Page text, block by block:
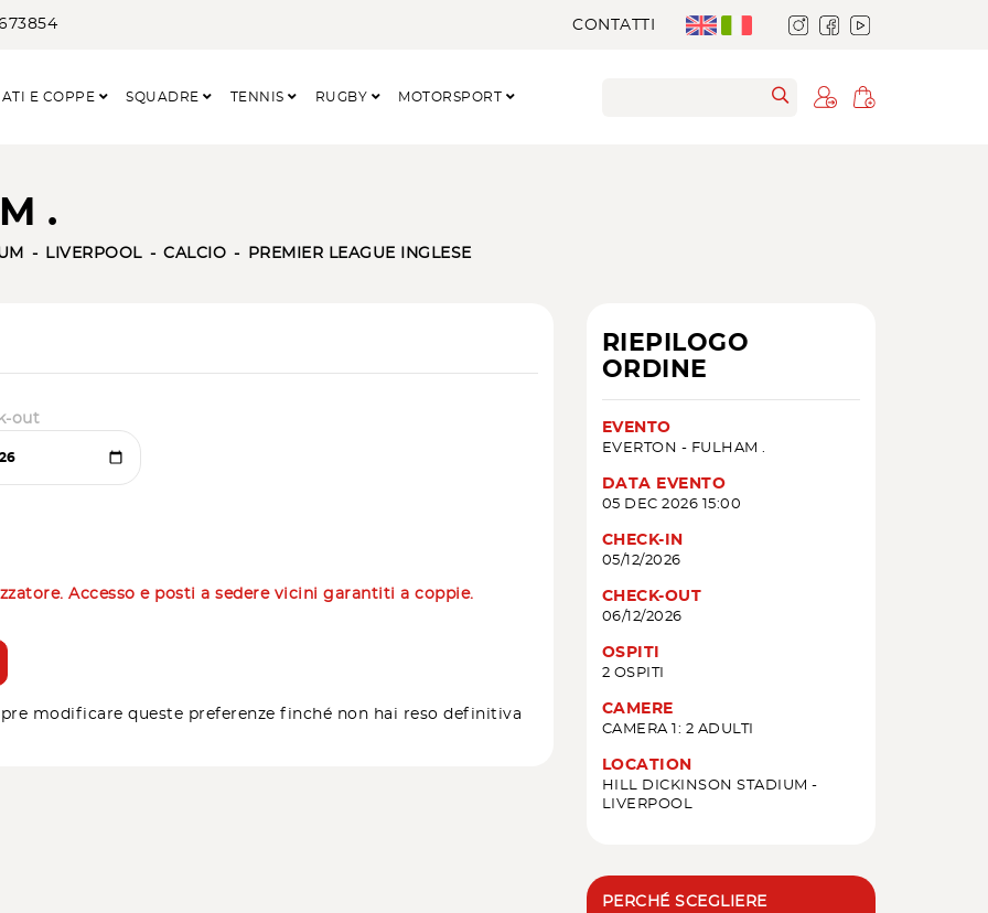
CONTATTI
E COPPE SQUADRE TENNIS RUGBY MOTORSPORT
.
LIVERPOOL CALCIO PREMIER LEAGUE INGLESE
out
Accesso e posti a sedere vicini garantiti a coppie.
modificare queste preferenze finché non hai reso definitiva
RIEPILOGO
ORDINE
EVENTO
EVERTON - FULHAM .
DATA EVENTO
05 DEC 2026 15:00
CHECK-IN
05/12/2026
CHECK-OUT
06/12/2026
OSPITI
2 OSPITI
CAMERE
CAMERA 1: 2 ADULTI
LOCATION
HILL DICKINSON STADIUM -
LIVERPOOL
PERCHÉ SCEGLIERE